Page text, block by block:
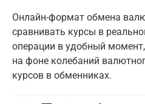
Онлайн-формат обмена
сравнивать курсы в
операции в удобный
на фоне колебаний
курсов в обменниках.